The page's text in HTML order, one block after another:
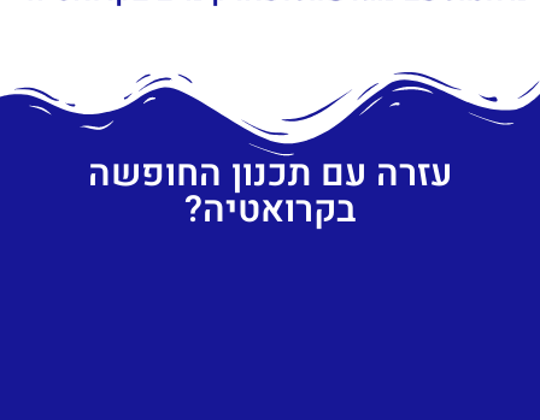
עזרה עם תכנון החופשה
בקרואטיה?